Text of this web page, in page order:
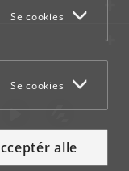
Se cookies
Se cookies
alle